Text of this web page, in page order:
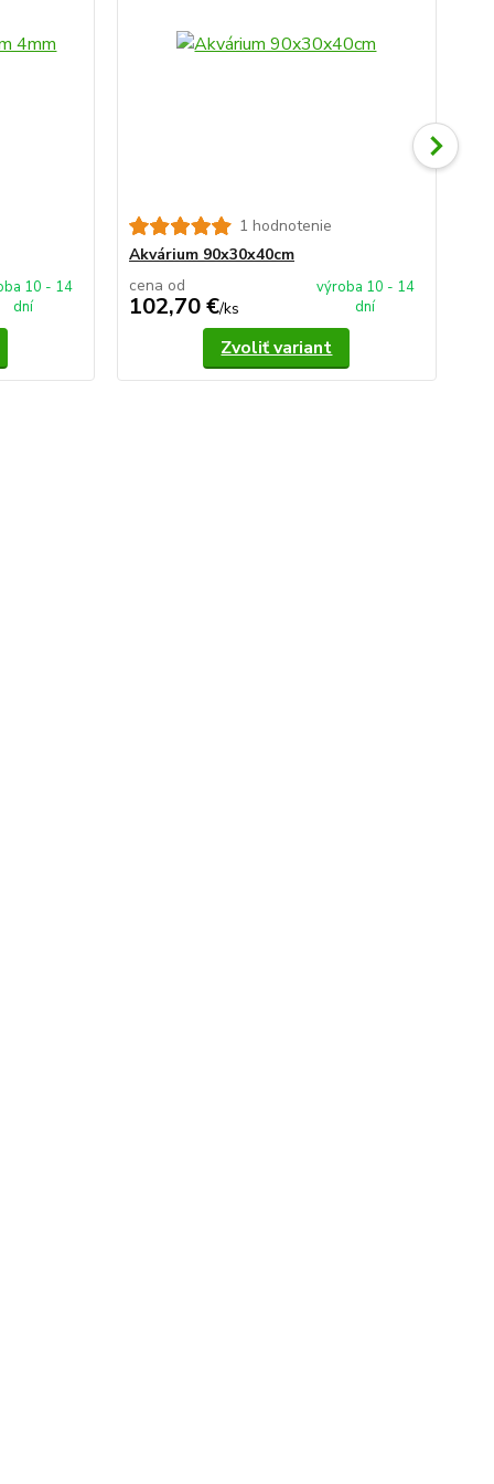
10 - 14
dní
1 hodnotenie
Akvárium 90x30x40cm
cena od
102,70 €/ks
výroba 10 - 14
dní
Zvoliť variant